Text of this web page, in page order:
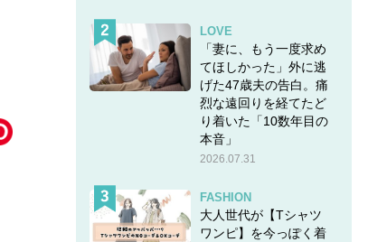
LOVE
「妻に、もう一度求め
てほしかった」外に逃
げた47歳夫の告白。痛
烈な遠回りを経てたど
り着いた「10数年目の
本音」
2026.07.31
FASHION
大人世代が【Tシャツ
ワンピ】を今っぽく着